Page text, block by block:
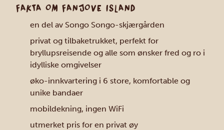
FAKTA OM FANJOVE ISLAND
en del av Songo Songo-skjærgården
privat og tilbaketrukket, perfekt for
bryllupsreisende og alle som ønsker fred og ro i
idylliske omgivelser
øko-innkvartering i 6 store, komfortable og
unike bandaer
mobildekning, ingen WiFi
utmerket pris for en privat øy